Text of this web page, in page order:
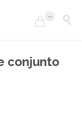

... 
conjunto